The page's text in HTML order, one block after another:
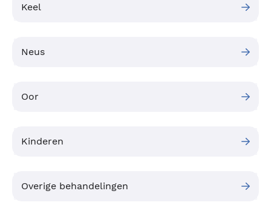
Keel
Neus
Oor
Kinderen
Overige behandelingen